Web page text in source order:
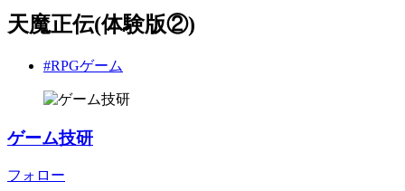
天魔正伝(体験版②)
#RPGゲーム
ゲーム技研
フォロー